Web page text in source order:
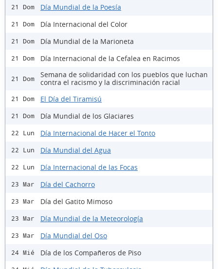
21 Dom Día Mundial de la Poesía
21 Dom Día Internacional del Color
21 Dom Día Mundial de la Marioneta
21 Dom Día Internacional de la Cefalea en Racimos
21 Dom
Semana de solidaridad con los pueblos que luchan
contra el racismo y la discriminación racial
21 Dom El Día del Tiramisú
21 Dom Día Mundial de los Glaciares
22 Lun Día Internacional de Hacer el Tonto
22 Lun Día Mundial del Agua
22 Lun Día Internacional de las Focas
23 Mar Día del Cachorro
23 Mar Día del Gatito Mimoso
23 Mar Día Mundial de la Meteorología
23 Mar Día Mundial del Oso
24 Mié Día de los Compañeros de Piso